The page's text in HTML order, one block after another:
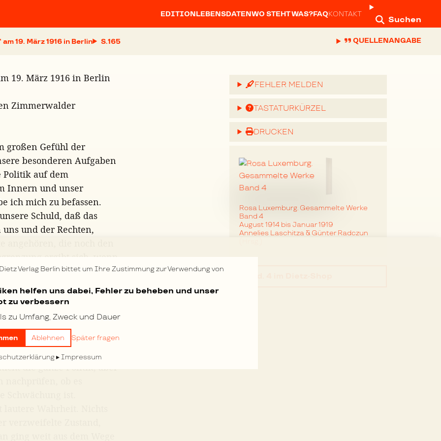
Verlag Berlin bittet um Ihre Zustimmung zur Verwendung von
helfen uns dabei, Fehler zu beheben und unser
zu verbessern
zu Umfang, Zweck und Dauer
Ablehnen Später fragen
Impressum
EDITIONLEBENSDATENWO STEHT WAS?FAQKONTAKT
Suchen
19. März 1916 in Berlin S. QUELLENANGABE
19. März 1916 in Berlin
Zimmerwalder
großen Gefühl der
besonderen Aufgaben
Politik auf dem
Innern und unser
ich mich zu befassen.
Schuld, daß das
und der Rechten,
ergibt sich, wenn
und Zwistigkeiten [zu
herausgegriffen die
Grundsätze ergeben.
geht allem anderen
die ganze Politik, aber
FEHLER MELDEN
TASTATURKÜRZEL
DRUCKEN
Rosa Luxemburg. Gesammelte Werke
Band 4
August 1914 bis Januar 1919
Annelies Laschitza & Günter Radczun